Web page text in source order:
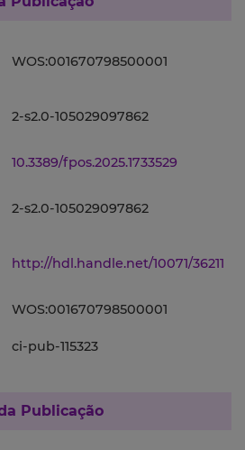
WOS:001670798500001
2-s2.0-105029097862
10.3389/fpos.2025.1733529
2-s2.0-105029097862
http://hdl.handle.net/10071/36211
WOS:001670798500001
ci-pub-115323
Publicação